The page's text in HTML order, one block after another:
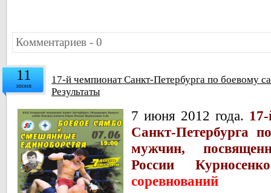
Комментариев - 0
11
июня
17-й чемпионат Санкт-Петербурга по боевому
Результаты
7 июня 2012 года.
Санкт-Петербурга
мужчин,
России
соревнований